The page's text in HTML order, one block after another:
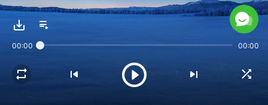
आशिष् दिनुहुनेछ, तिम्रो सबथोक बढ्नेछ।
कदर गर्नेमा उहाँ काम गर्नुहुन्छ।
00:00 00:00